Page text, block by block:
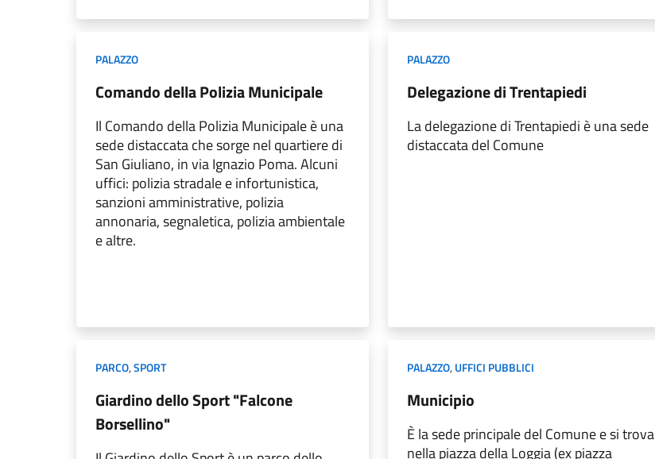
PALAZZO
Comando della Polizia Municipale
Il Comando della Polizia Municipale è una
sede distaccata che sorge nel quartiere di
San Giuliano, in via Ignazio Poma. Alcuni
uffici: polizia stradale e infortunistica,
sanzioni amministrative, polizia
annonaria, segnaletica, polizia ambientale
e altre.
PALAZZO
Delegazione di Trentapiedi
La delegazione di Trentapiedi è una sede
distaccata del Comune
PARCO,SPORT
Giardino dello Sport "Falcone
Borsellino"
PALAZZO,UFFICI PUBBLICI
Municipio
È la sede principale del Comune e si trova
nella piazza della Loggia (ex piazza